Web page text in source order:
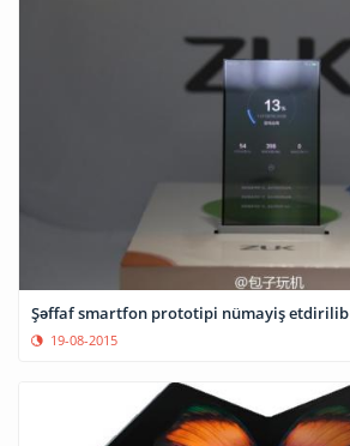
Şəffaf smartfon prototipi nümayiş etdirilib
19-08-2015